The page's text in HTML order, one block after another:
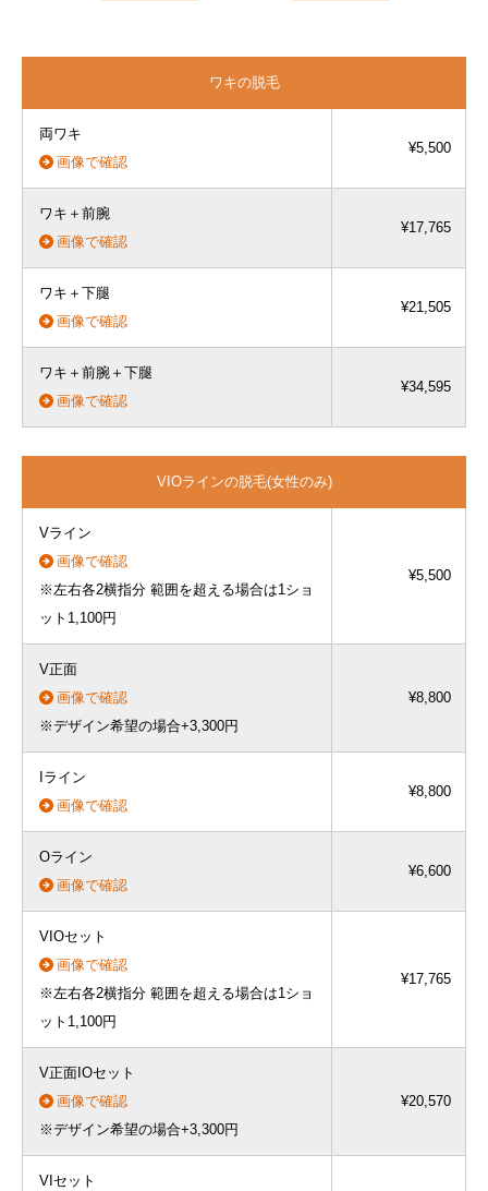
ワキの脱毛
両ワキ
画像で確認
¥5,500
ワキ＋前腕
画像で確認
¥17,765
ワキ＋下腿
画像で確認
¥21,505
ワキ＋前腕＋下腿
画像で確認
¥34,595
VIOラインの脱毛(女性のみ)
Vライン
画像で確認
※左右各2横指分 範囲を超える場合は1ショ
ット1,100円
¥5,500
V正面
画像で確認
※デザイン希望の場合+3,300円
¥8,800
Iライン
画像で確認
¥8,800
Oライン
画像で確認
¥6,600
VIOセット
画像で確認
※左右各2横指分 範囲を超える場合は1ショ
ット1,100円
¥17,765
V正面IOセット
画像で確認
※デザイン希望の場合+3,300円
¥20,570
VIセット